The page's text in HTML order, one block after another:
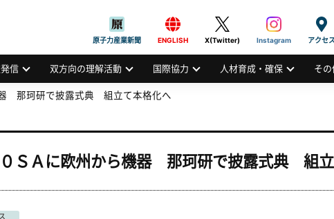
JAPAN ATOMIC INDUSTRIAL FORUM, INC.
原子力産業新聞 ENGLISH X(Twitter) Instagram アクセス
信 双方向の理解活動 国際協力 人材育成・確保 そ
那珂研で披露式典 組立て本格化へ
ＳＡに欧州から機器 那珂研で披露式典 組